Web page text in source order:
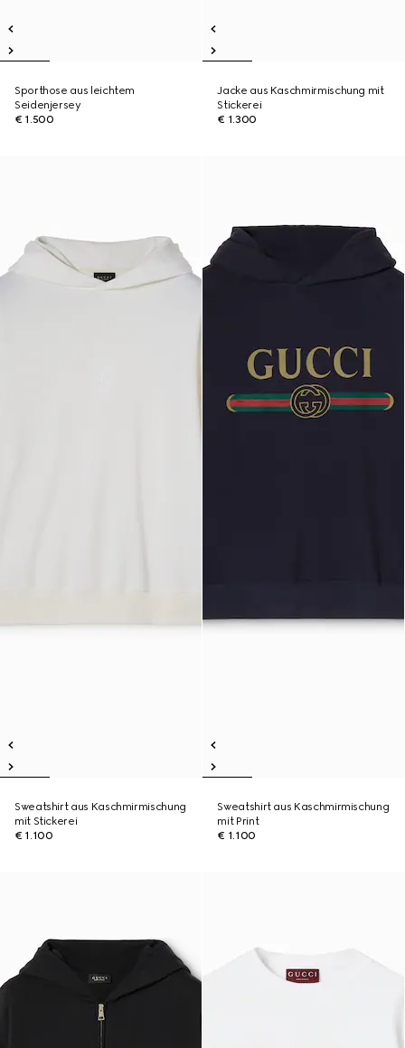
Sporthose aus leichtem
Seidenjersey
€ 1.500
Jacke aus Kaschmirmischung mit
Stickerei
€ 1.300
Sweatshirt aus Kaschmirmischung
mit Stickerei
€ 1.100
Sweatshirt aus Kaschmirmischung
mit Print
€ 1.100